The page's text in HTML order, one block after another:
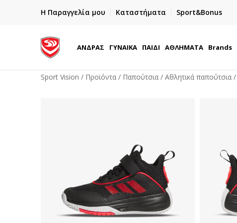
Η Παραγγελία μου Καταστήματα Sport&Bonus
ΓΡΗΓΟΡΟΤΕΡΗ ΠΑΡΑΔΟΣΗ ΜΕ BOX NOW
Παραλαβή 24/7
ΑΝΔΡΑΣ ΓΥΝΑΙΚΑ ΠΑΙΔΙ ΑΘΛΗΜΑΤΑ Brands
Sport Vision Προϊόντα Παπούτσια Αθλητικά παπούτσια